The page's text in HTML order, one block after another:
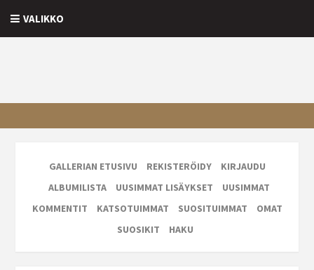
VALIKKO
GALLERIAN ETUSIVU REKISTERÖIDY
KIRJAUDU
ALBUMILISTA
UUSIMMAT LISÄYKSET
UUSIMMAT
KOMMENTIT
KATSOTUIMMAT SUOSITUIMMAT
OMAT
SUOSIKIT
HAKU